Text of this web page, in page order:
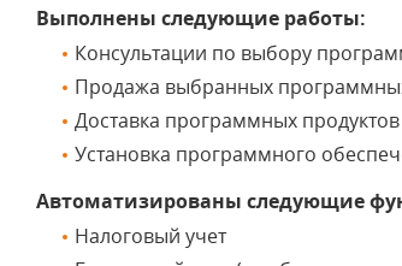
Выполнены следующие работы:
Консультации по выбору
Продажа выбранных
Доставка программных
Установка программного
Автоматизированы следующие
Налоговый учет